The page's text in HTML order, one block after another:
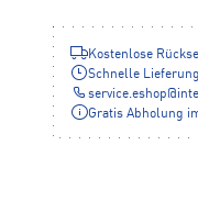
Kostenlose
Schnelle Lieferung
service.eshop@
Gratis Abholung